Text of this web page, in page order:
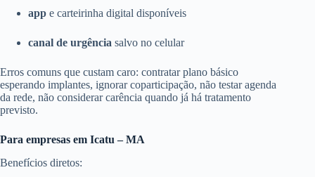
app e carteirinha digital disponíveis
canal de urgência salvo no celular
Erros comuns que custam caro: contratar plano básico
esperando implantes, ignorar coparticipação, não testar agenda
da rede, não considerar carência quando já há tratamento
previsto.
Para empresas em Icatu – MA
Benefícios diretos: